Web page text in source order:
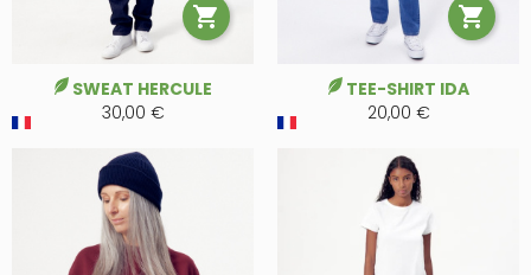

SWEAT HERCULE
30,00 €

TEE-SHIRT IDA
20,00 €